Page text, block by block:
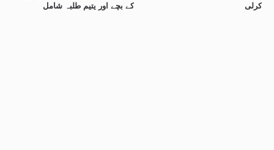
کے بچے اور یتیم طلبہ شامل
کرلی